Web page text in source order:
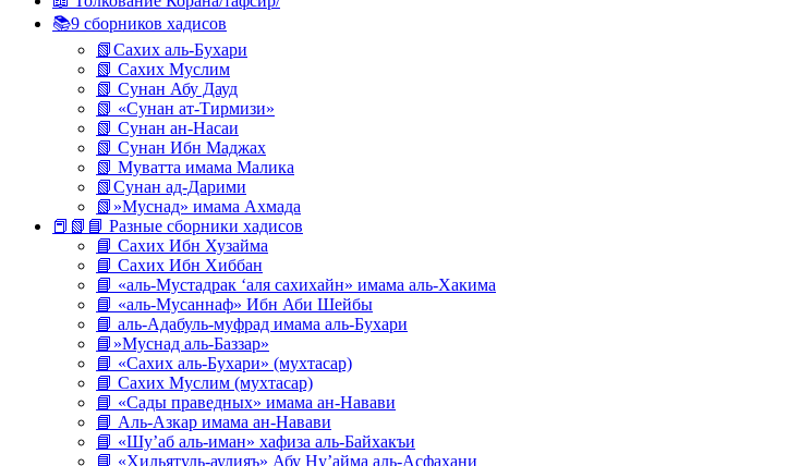
📚9 сборников хадисов
📗Сахих аль-Бухари
📗 Сахих Муслим
📗 Сунан Абу Дауд
📗 «Сунан ат-Тирмизи»
📗 Сунан ан-Насаи
📗 Сунан Ибн Маджах
📗 Муватта имама Малика
📗Сунан ад-Дарими
📗»Муснад» имама Ахмада
📕📗📘 Разные сборники хадисов
📘 Сахих Ибн Хузайма
📘 Сахих Ибн Хиббан
📘 «аль-Мустадрак ‘аля сахихайн» имама аль-Хакима
📘 «аль-Мусаннаф» Ибн Аби Шейбы
📘 аль-Адабуль-муфрад имама аль-Бухари
📘»Муснад аль-Баззар»
📘 «Сахих аль-Бухари» (мухтасар)
📘 Сахих Муслим (мухтасар)
📘 «Сады праведных» имама ан-Навави
📘 Аль-Азкар имама ан-Навави
📘 «Шу’аб аль-иман» хафиза аль-Байхакъи
📘 «Хильятуль-аулияъ» Абу Ну’айма аль-Асфахани